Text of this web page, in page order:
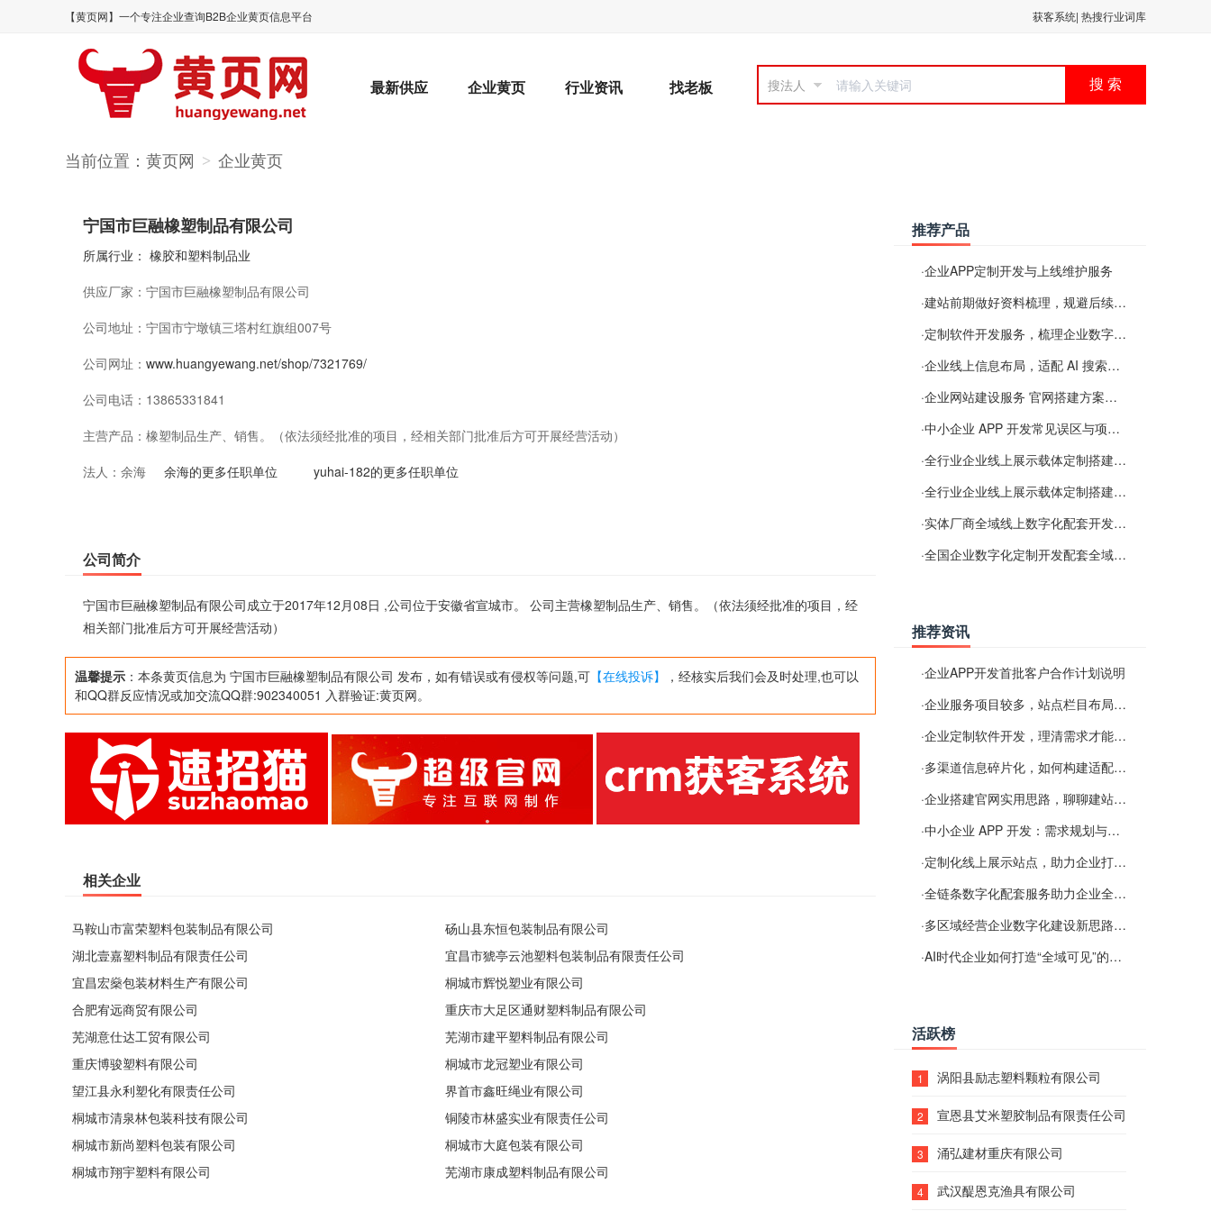
【黄页网】一个专注企业查询B2B企业黄页信息平台 获客系统| 热搜行业词库
最新供应 企业黄页 行业资讯 找老板 搜法人 搜 索
当前位置： 黄页网 > 企业黄页
宁国市巨融橡塑制品有限公司
所属行业： 橡胶和塑料制品业
供应厂家： 宁国市巨融橡塑制品有限公司
公司地址： 宁国市宁墩镇三塔村红旗组007号
公司网址： www.huangyewang.net/shop/7321769/
公司电话： 13865331841
主营产品： 橡塑制品生产、销售。（依法须经批准的项目，经相关部门批准后方可开展经营活动）
法人： 余海 余海的更多任职单位 yuhai-182的更多任职单位
公司简介
宁国市巨融橡塑制品有限公司成立于2017年12月08日 ,公司位于安徽省宣城市。 公司主营橡塑制品生产、销售。（依法须经批准的项目，经
相关部门批准后方可开展经营活动）
温馨提示 ：本条黄页信息为 宁国市巨融橡塑制品有限公司 发布，如有错误或有侵权等问题,可 【在线投诉】
，经核实后我们会及时处理,也可以
和QQ群反应情况或加交流QQ群:902340051 入群验证:黄页网。
相关企业
马鞍山市富荣塑料包装制品有限公司
湖北壹嘉塑料制品有限责任公司
宜昌宏燊包装材料生产有限公司
合肥宥远商贸有限公司
芜湖意仕达工贸有限公司
重庆博骏塑料有限公司
望江县永利塑化有限责任公司
桐城市清泉林包装科技有限公司
桐城市新尚塑料包装有限公司
桐城市翔宇塑料有限公司
砀山县东恒包装制品有限公司
宜昌市猇亭云池塑料包装制品有限责任公司
桐城市辉悦塑业有限公司
重庆市大足区通财塑料制品有限公司
芜湖市建平塑料制品有限公司
桐城市龙冠塑业有限公司
界首市鑫旺绳业有限公司
铜陵市林盛实业有限责任公司
桐城市大庭包装有限公司
芜湖市康成塑料制品有限公司
推荐产品
·企业APP定制开发与上线维护服务
·建站前期做好资料梳理，规避后续各类使用难题
·定制软件开发服务，梳理企业数字化落地常见难点
·企业线上信息布局，适配 AI 搜索需要留意这些要点
·企业网站建设服务 官网搭建方案经验分享
·中小企业 APP 开发常见误区与项目规划实用经验
·全行业企业线上展示载体定制搭建服务
·全行业企业线上展示载体定制搭建服务
·实体厂商全域线上数字化配套开发与地域检索优化服务
·全国企业数字化定制开发配套全域搜索优化服务
推荐资讯
·企业APP开发首批客户合作计划说明
·企业服务项目较多，站点栏目布局规划参考思路
·企业定制软件开发，理清需求才能提升数字化落地效率
·多渠道信息碎片化，如何构建适配 AI 检索的品牌信息源
·企业搭建官网实用思路，聊聊建站容易忽视的问题
·中小企业 APP 开发：需求规划与项目落地避坑经验分享
·定制化线上展示站点，助力企业打通线上经营渠道
·全链条数字化配套服务助力企业全域线上经营
·多区域经营企业数字化建设新思路：多端载体与地域检索一体化落地思路分享
·AI时代企业如何打造“全域可见”的数字资产？梓彤超越给出新解法
活跃榜
1 涡阳县励志塑料颗粒有限公司
2 宣恩县艾米塑胶制品有限责任公司
3 涌弘建材重庆有限公司
4 武汉醍恩克渔具有限公司